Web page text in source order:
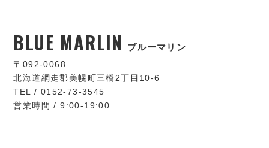
BLUE MARLIN ブルーマリン
〒092-0068
北海道網走郡美幌町三橋2丁目10-6
TEL / 0152-73-3545
営業時間 / 9:00-19:00